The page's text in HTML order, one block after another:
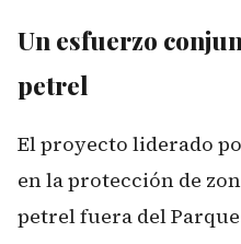
Un esfuerzo
petrel
El proyecto liderado
en la protección de
petrel fuera del